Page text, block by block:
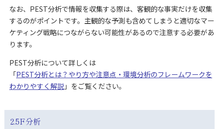
なお、PEST分析で情報を収集する際は、客観的な事実だけを収集
するのがポイントです。主観的な予測も含めてしまうと適切なマー
ケティング戦略につながらない可能性があるので注意する必要があ
ります。
PEST分析について詳しくは
「PEST分析とは？やり方や注意点・環境分析のフレームワークを
わかりやすく解説」をご覧ください。
2.5F分析